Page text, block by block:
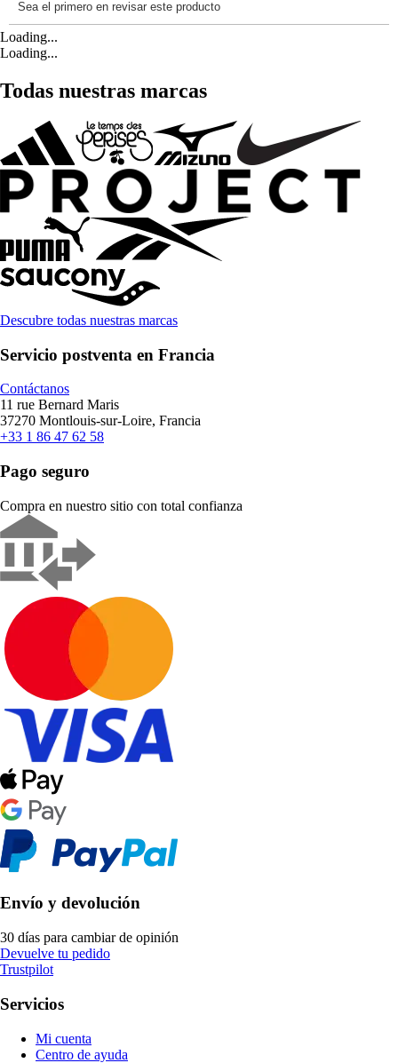
Loading...
Loading...
Todas nuestras marcas
Descubre todas nuestras marcas
Servicio postventa en Francia
Contáctanos
11 rue Bernard Maris
37270 Montlouis-sur-Loire, Francia
+33 1 86 47 62 58
Pago seguro
Compra en nuestro sitio con total confianza
Envío y devolución
30 días para cambiar de opinión
Devuelve tu pedido
Trustpilot
Servicios
Mi cuenta
Centro de ayuda